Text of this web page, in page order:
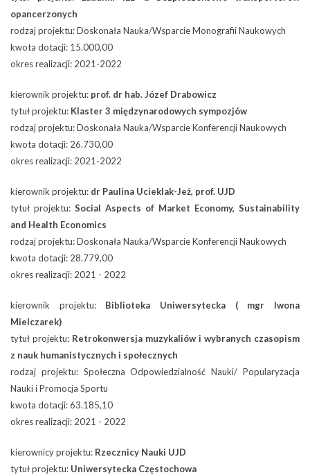
opancerzonych
rodzaj projektu: Doskonała Nauka/Wsparcie Monografii Naukowych
kwota dotacji: 15.000,00
okres realizacji: 2021-2022
kierownik projektu: prof. dr hab. Józef Drabowicz
tytuł projektu: Klaster 3 międzynarodowych sympozjów
rodzaj projektu: Doskonała Nauka/Wsparcie Konferencji Naukowych
kwota dotacji: 26.730,00
okres realizacji: 2021-2022
kierownik projektu: dr Paulina Ucieklak-Jeż, prof. UJD
tytuł projektu: Social Aspects of Market Economy, Sustainability
and Health Economics
rodzaj projektu: Doskonała Nauka/Wsparcie Konferencji Naukowych
kwota dotacji: 28.779,00
okres realizacji: 2021 - 2022
kierownik projektu: Biblioteka Uniwersytecka ( mgr Iwona
Mielczarek)
tytuł projektu: Retrokonwersja muzykaliów i wybranych czasopism
z nauk humanistycznych i społecznych
rodzaj projektu: Społeczna Odpowiedzialność Nauki/ Popularyzacja
Nauki i Promocja Sportu
kwota dotacji: 63.185,10
okres realizacji: 2021 - 2022
kierownicy projektu: Rzecznicy Nauki UJD
tytuł projektu: Uniwersytecka Częstochowa